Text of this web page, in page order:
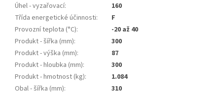
Úhel - vyzařovací:
160
Třída energetické účinnosti:
F
Provozní teplota (°C):
-20 až 40
Produkt - šířka (mm):
300
Produkt - výška (mm):
87
Produkt - hloubka (mm):
300
Produkt - hmotnost (kg):
1.084
Obal - šířka (mm):
310